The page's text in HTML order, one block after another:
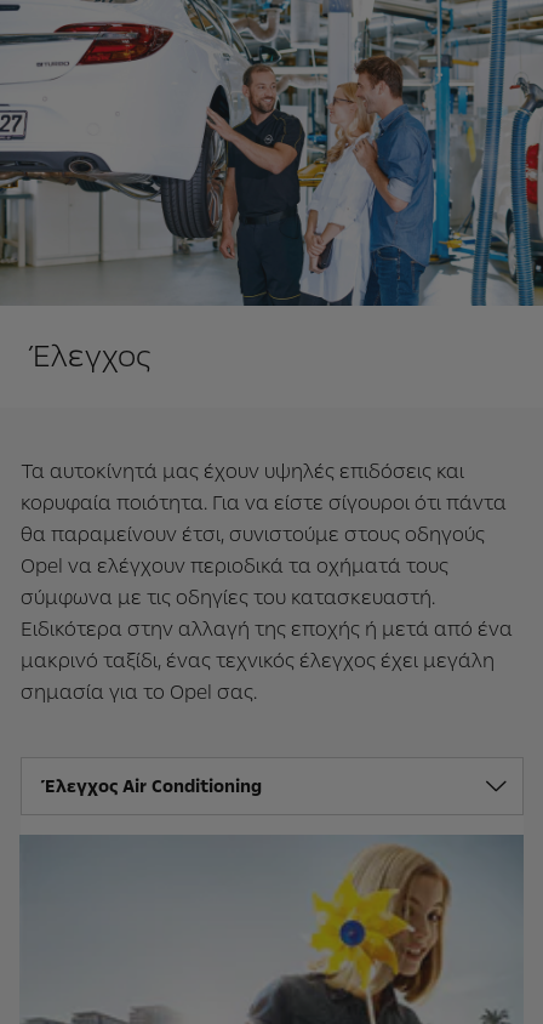
Έλεγχος
Τα αυτοκίνητά μας έχουν υψηλές επιδόσεις και
κορυφαία ποιότητα. Για να είστε σίγουροι ότι πάντα
θα παραμείνουν έτσι, συνιστούμε στους οδηγούς
Opel να ελέγχουν περιοδικά τα οχήματά τους
σύμφωνα με τις οδηγίες του κατασκευαστή.
Ειδικότερα στην αλλαγή της εποχής ή μετά από ένα
μακρινό ταξίδι, ένας τεχνικός έλεγχος έχει μεγάλη
σημασία για το Opel σας.
Έλεγχος Air Conditioning